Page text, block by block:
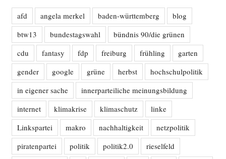
afd angela merkel baden-württemberg
blog
btw13
bundestagswahl
bündnis 90/die grünen
cdu
fantasy fdp freiburg frühling
garten
gender
google grüne herbst
hochschulpolitik
in eigener sache
innerparteiliche meinungsbildung
internet
klimakrise klimaschutz
linke
Linkspartei
makro nachhaltigkeit
netzpolitik
piratenpartei
politik politik2.0
rieselfeld